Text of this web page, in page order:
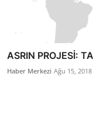
ASRIN PROJESİ:
Haber Merkezi Ağu 15, 2018